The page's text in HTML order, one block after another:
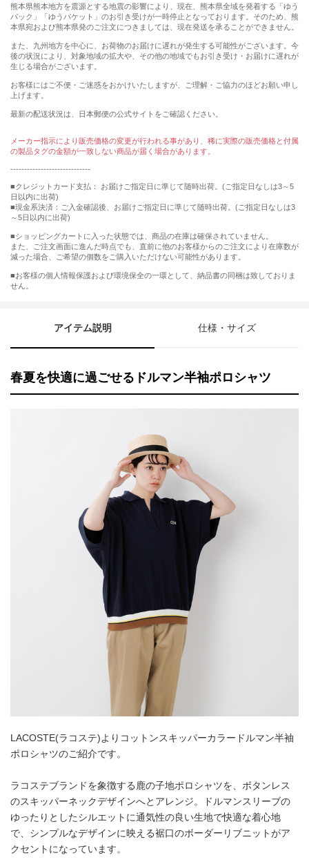
熊本県熊本地方を震源とする地震の影響により、現在、熊本県全域を発着する「ゆう
パック」「ゆうパケット」のお引き受けが一時停止となっております。そのため、熊
本県宛および熊本県発のご注文につきましては、現在発送を承ることができません。
また、九州地方を中心に、お荷物のお届けに遅れが発生する可能性がございます。今
後の状況により、対象地域の拡大や、その他の地域でもお引き受け・お届けに遅れが
生じる場合がございます。
お客様にはご不便・ご迷惑をおかけいたしますが、ご理解・ご協力のほどお願い申し
上げます。
最新の配送状況は、日本郵便の公式サイトをご確認ください。
メーカー指示により販売価格の変更が行われる事があり、稀に実際の販売価格と付属
の製品タグの金額が一致しない商品が届く場合があります。
-----------------------------
■クレジットカード支払： お届けご指定日に準じて随時出荷。(ご指定日なしは3～5
日以内に出荷)
■現金系決済：ご入金確認後、お届けご指定日に準じて随時出荷。(ご指定日なしは3
～5日以内に出荷)
■ショッピングカートに入った状態では、商品の在庫は確保されていません。
また、ご注文画面に進んだ時点でも、直前に他のお客様からのご注文により在庫数が
減った場合、ご希望の個数をご購入いただけない可能性があります。
■お客様の個人情報保護および環境保全の一環として、納品書の同梱は致しておりま
せん。
アイテム説明 仕様・サイズ
春夏を快適に過ごせるドルマン半袖ポロシャツ
LACOSTE(ラコステ)よりコットンスキッパーカラードルマン半袖
ポロシャツのご紹介です。
ラコステブランドを象徴する鹿の子地ポロシャツを、ボタンレス
のスキッパーネックデザインへとアレンジ。ドルマンスリーブの
ゆったりとしたシルエットに通気性の良い生地で快適な着心地
で、シンプルなデザインに映える裾口のボーダーリブニットがア
クセントになっています。